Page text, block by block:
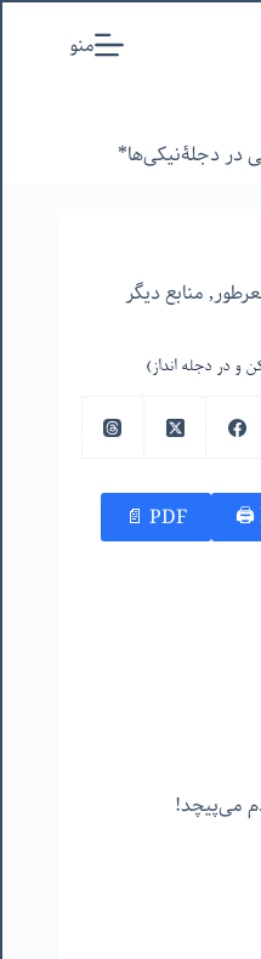
منو
در‌ دجلۀنیکی‌ها*
,منابع دیگر
و در دجله انداز)
PDF 📄
می‌پیچد!